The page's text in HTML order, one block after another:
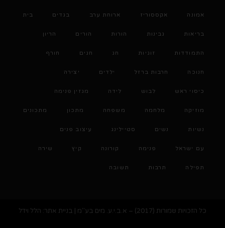
אמונה אקססוריז ארוחת ערב בגדים בית
בריאות גבינות הורות הורים הריון
התמודדות זוגיות חג חגים חורף
חנוכה חרבות ברזל ילדים יצירה
כיסוי ראש לבוש לידה מגזין פנימה
מוזיקה מלחמה משפחה מתכון מתכונים
נשיות נשים סטיילינג עיצוב פנים
עם ישראל פנימה קורונה קיץ שירה
תפילה תרבות תשובה
כל הזכויות שמורות (2017) – א.ב.י.ע. מים בע"מ | בניית אתר: הלל וידל